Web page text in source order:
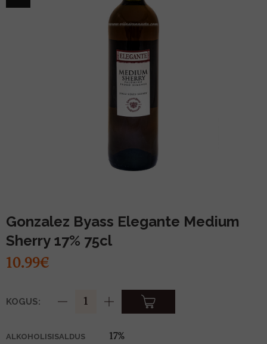
Gonzalez Byass Elegante Medium
Sherry 17% 75cl
10.99€
KOGUS:
ALKOHOLISISALDUS 17%